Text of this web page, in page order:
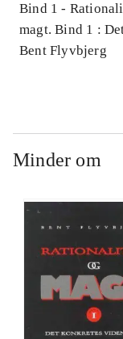
Bind 1 -
magt. Bind 1 :
konkretes
Bent Flyvbjerg
Minder om